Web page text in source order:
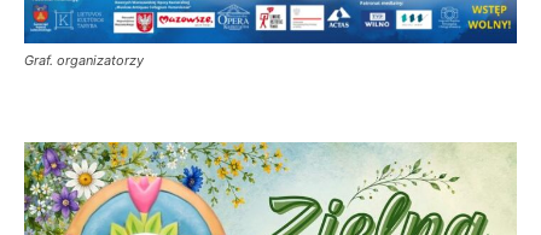
Graf. organizatorzy